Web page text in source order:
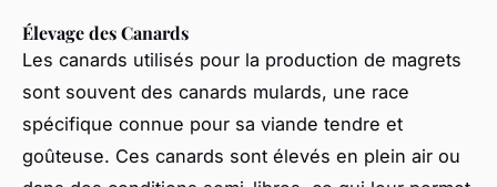
Élevage des Canards
Les canards utilisés pour la production de magrets
sont souvent des canards mulards, une race
spécifique connue pour sa viande tendre et
goûteuse. Ces canards sont élevés en plein air ou